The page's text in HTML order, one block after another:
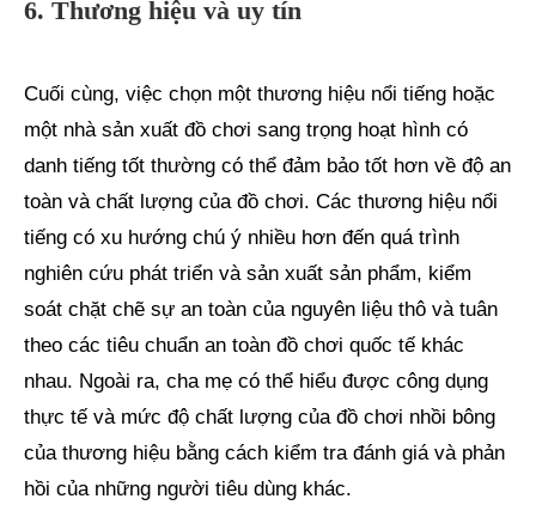
6. Thương hiệu và uy tín
Cuối cùng, việc chọn một thương hiệu nổi tiếng hoặc
một nhà sản xuất đồ chơi sang trọng hoạt hình có
danh tiếng tốt thường có thể đảm bảo tốt hơn về độ an
toàn và chất lượng của đồ chơi. Các thương hiệu nổi
tiếng có xu hướng chú ý nhiều hơn đến quá trình
nghiên cứu phát triển và sản xuất sản phẩm, kiểm
soát chặt chẽ sự an toàn của nguyên liệu thô và tuân
theo các tiêu chuẩn an toàn đồ chơi quốc tế khác
nhau. Ngoài ra, cha mẹ có thể hiểu được công dụng
thực tế và mức độ chất lượng của đồ chơi nhồi bông
của thương hiệu bằng cách kiểm tra đánh giá và phản
hồi của những người tiêu dùng khác.